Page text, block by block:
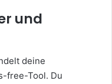
und
deine
free-Tool. Du